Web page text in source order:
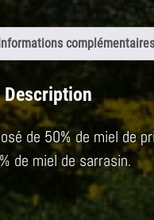
complémentaires
Description
de 50% de miel de
de miel de sarrasin.